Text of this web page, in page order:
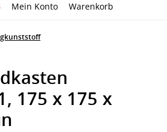
Mein Konto Warenkorb
175 x 175 x